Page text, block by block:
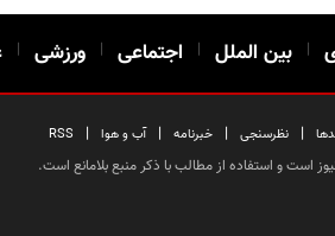
| بین الملل | اجتماعی | ورزشی |
| نظرسنجی | خبرنامه | آب و هوا |
RSS
است و استفاده از مطالب با ذکر منبع بلامانع است.